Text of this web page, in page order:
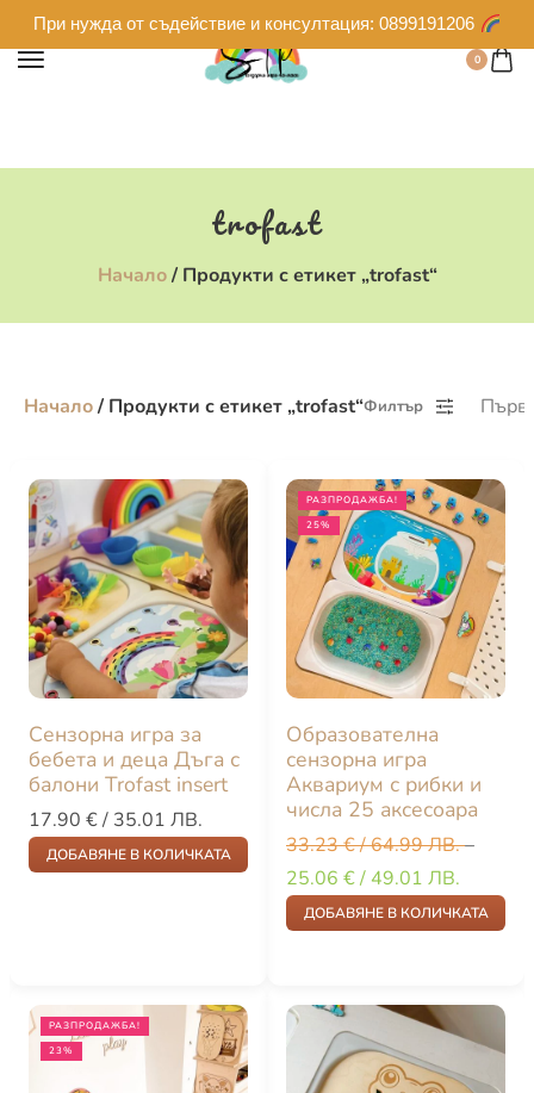
При нужда от съдействие и консултация: 0899191206
0
trofast
Начало/ Продукти с етикет „trofast“
Начало/ Продукти с етикет „trofast“Филтър
Сензорна игра за
бебета и деца Дъга с
балони Trofast insert
17.90 €/ 35.01 ЛВ.
ДОБАВЯНЕ В КОЛИЧКАТА
РАЗПРОДАЖБА!
25%
Образователна
сензорна игра
Аквариум с рибки и
числа 25 аксесоара
33.23€/ 64.99 ЛВ.–
25.06 €/ 49.01 ЛВ.
ДОБАВЯНЕ В КОЛИЧКАТА
РАЗПРОДАЖБА!
23%